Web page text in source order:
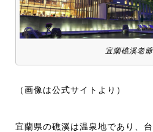
宜蘭礁溪老
（画像は公式サイトより）
宜蘭県の礁溪は温泉地であり、